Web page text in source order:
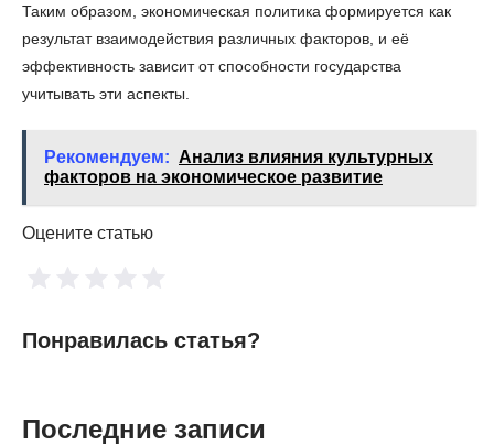
Таким образом, экономическая политика формируется как
результат взаимодействия различных факторов, и её
эффективность зависит от способности государства
учитывать эти аспекты.
Рекомендуем: Анализ влияния культурных
факторов на экономическое развитие
Оцените статью
Понравилась статья?
Последние записи